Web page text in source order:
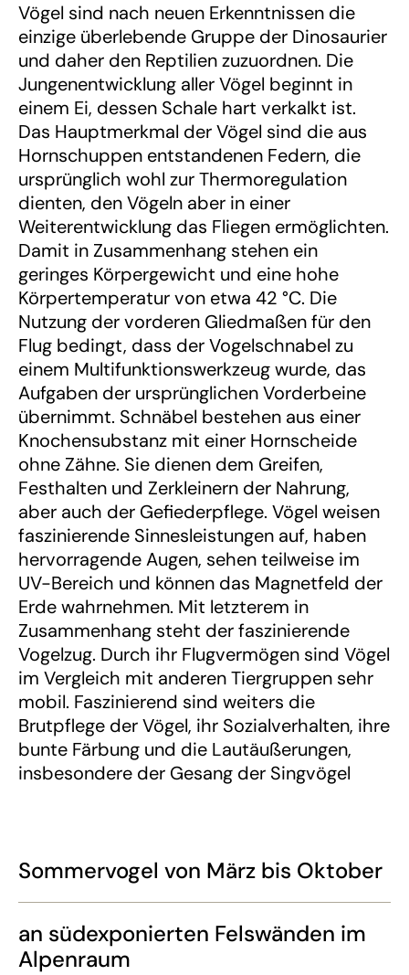
Vögel sind nach neuen Erkenntnissen die
einzige überlebende Gruppe der Dinosaurier
und daher den Reptilien zuzuordnen. Die
Jungenentwicklung aller Vögel beginnt in
einem Ei, dessen Schale hart verkalkt ist.
Das Hauptmerkmal der Vögel sind die aus
Hornschuppen entstandenen Federn, die
ursprünglich wohl zur Thermoregulation
dienten, den Vögeln aber in einer
Weiterentwicklung das Fliegen ermöglichten.
Damit in Zusammenhang stehen ein
geringes Körpergewicht und eine hohe
Körpertemperatur von etwa 42 °C. Die
Nutzung der vorderen Gliedmaßen für den
Flug bedingt, dass der Vogelschnabel zu
einem Multifunktionswerkzeug wurde, das
Aufgaben der ursprünglichen Vorderbeine
übernimmt. Schnäbel bestehen aus einer
Knochensubstanz mit einer Hornscheide
ohne Zähne. Sie dienen dem Greifen,
Festhalten und Zerkleinern der Nahrung,
aber auch der Gefiederpflege. Vögel weisen
faszinierende Sinnesleistungen auf, haben
hervorragende Augen, sehen teilweise im
UV-Bereich und können das Magnetfeld der
Erde wahrnehmen. Mit letzterem in
Zusammenhang steht der faszinierende
Vogelzug. Durch ihr Flugvermögen sind Vögel
im Vergleich mit anderen Tiergruppen sehr
mobil. Faszinierend sind weiters die
Brutpflege der Vögel, ihr Sozialverhalten, ihre
bunte Färbung und die Lautäußerungen,
insbesondere der Gesang der Singvögel
Sommervogel von März bis Oktober
an südexponierten Felswänden im
Alpenraum